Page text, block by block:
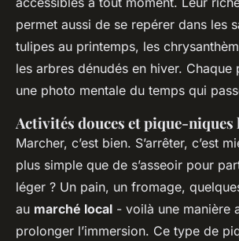
permet aussi de se repérer dans les
tulipes au printemps, les
les arbres dénudés en hiver. Chaque
une photo mentale du temps qui
Activités douces et pique-niques
Marcher, c’est bien. S’arrêter, c’est
plus simple que de s’asseoir pour
léger ? Un pain, un fromage,
au marché local - voilà une manière
prolonger l’immersion. Ce type de